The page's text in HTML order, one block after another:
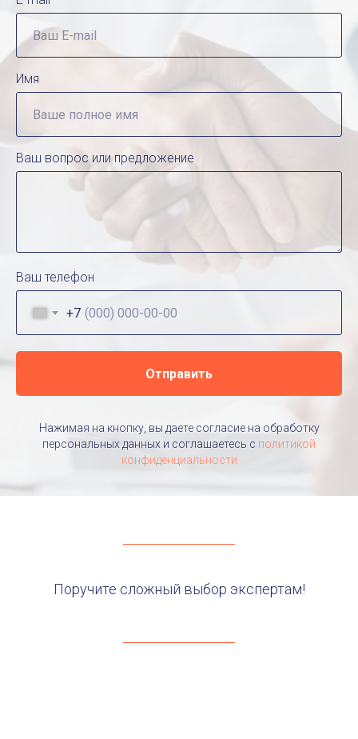
Имя
Ваш вопрос или предложение
Ваш телефон
+7
Отправить
Нажимая на кнопку, вы даете согласие на обработку
персональных данных и соглашаетесь c политикой
конфиденциальности
Поручите сложный выбор экспертам!